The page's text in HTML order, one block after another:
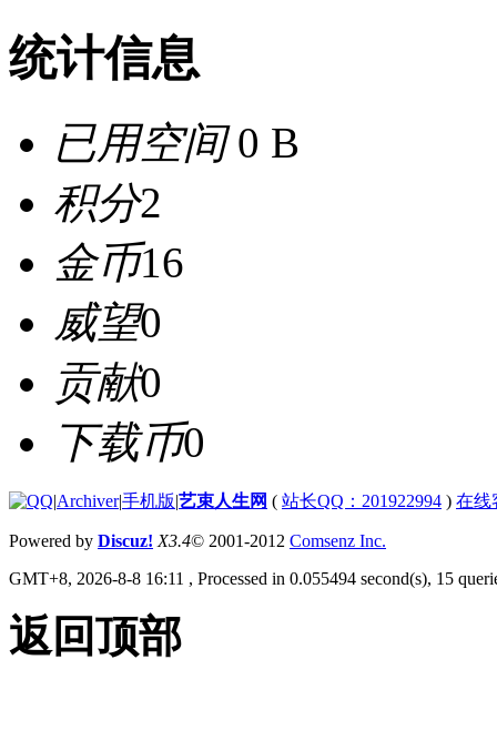
统计信息
已用空间0 B
积分2
金币16
威望0
贡献0
下载币0
|Archiver|手机版|艺束人生网 ( 站长QQ：201922994 ) 在线
Powered by Discuz! X3.4© 2001-2012 Comsenz Inc.
GMT+8, 2026-8-8 16:11 , Processed in 0.055494 second(s), 15
返回顶部